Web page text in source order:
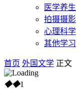
医学养生
拍摄摄影
心理科学
其他学习
首页 外国文学 正文
◆◆1